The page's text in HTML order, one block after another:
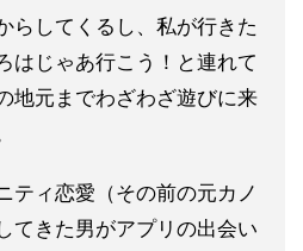
らしてくるし、私が行きた
はじゃあ行こう！と連れて
地元までわざわざ遊びに来
ティ恋愛（その前の元カノ
てきた男がアプリの出会い